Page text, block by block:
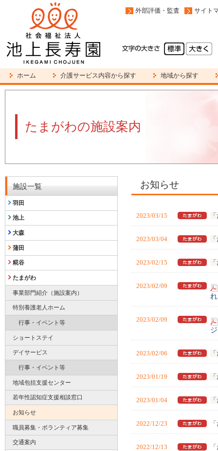
外部評価・監査 サイト
ホーム 介護サービス内容から探す 地域から探す
たまがわの施設案内
お知らせ
2023/03/15
2023/03/04
2023/02/15
2023/02/09
2023/02/09
2023/02/06
2023/01/19
2023/01/04
2022/12/23
2022/12/13
施設一覧
羽田
池上
大森
蒲田
糀谷
たまがわ
事業部門紹介（施設案内）
特別養護老人ホーム
行事・イベント等
ショートステイ
デイサービス
行事・イベント等
地域包括支援センター
若年性認知症支援相談窓口
お知らせ
職員募集・ボランティア募集
交通案内